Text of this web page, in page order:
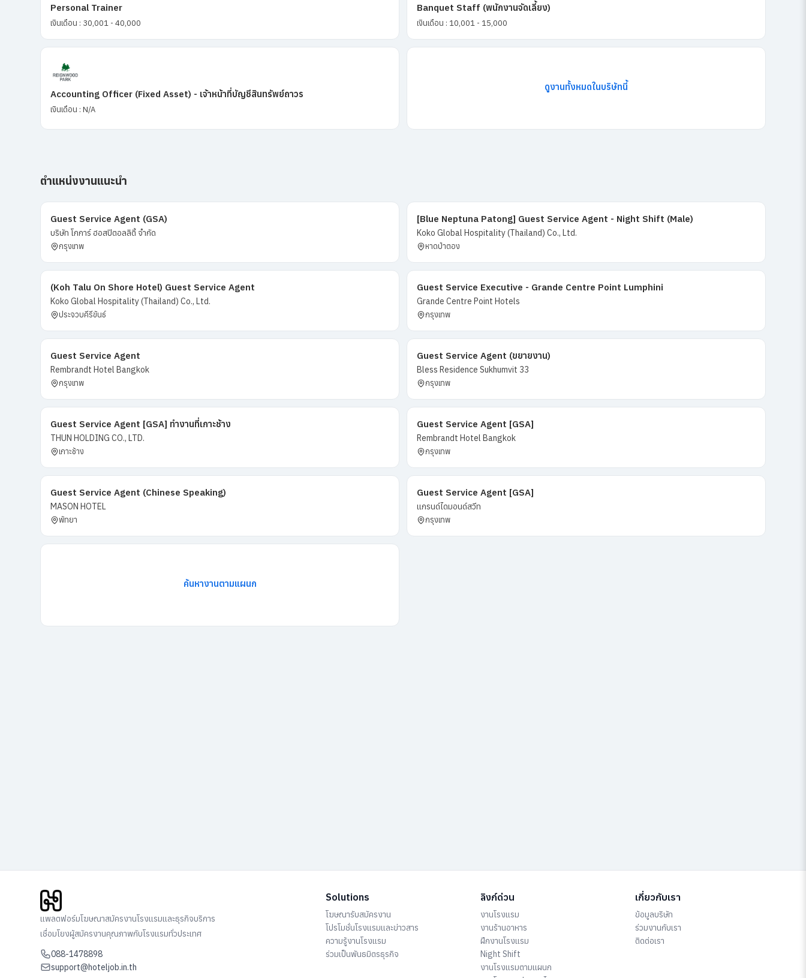
Personal Trainer
เงินเดือน : 30,001 - 40,000
Banquet Staff (พนักงานจัดเลี้ยง)
เงินเดือน : 10,001 - 15,000
Accounting Officer (Fixed Asset) - เจ้าหน้าที่บัญชีสินทรัพย์ถาวร
เงินเดือน : N/A
ดูงานทั้งหมดในบริษัทนี้
ตำแหน่งงานแนะนำ
Guest Service Agent (GSA)
บริษัท โกการ์ ฮอสปิตอลลิตี้ จำกัด
กรุงเทพ
[Blue Neptuna Patong] Guest Service Agent - Night Shift (Male)
Koko Global Hospitality (Thailand) Co., Ltd.
หาดป่าตอง
(Koh Talu On Shore Hotel) Guest Service Agent
Koko Global Hospitality (Thailand) Co., Ltd.
ประจวบคีรีขันธ์
Guest Service Executive - Grande Centre Point Lumphini
Grande Centre Point Hotels
กรุงเทพ
Guest Service Agent
Rembrandt Hotel Bangkok
กรุงเทพ
Guest Service Agent (ขยายงาน)
Bless Residence Sukhumvit 33
กรุงเทพ
Guest Service Agent [GSA] ทำงานที่เกาะช้าง
THUN HOLDING CO., LTD.
เกาะช้าง
Guest Service Agent [GSA]
Rembrandt Hotel Bangkok
กรุงเทพ
Guest Service Agent (Chinese Speaking)
MASON HOTEL
พัทยา
Guest Service Agent [GSA]
แกรนด์ไดมอนด์สวีท
กรุงเทพ
ค้นหางานตามแผนก
แพลตฟอร์มโฆษณาสมัครงานโรงแรมและธุรกิจบริการ
เชื่อมโยงผู้สมัครงานคุณภาพกับโรงแรมทั่วประเทศ
088-1478898
support@hoteljob.in.th
Solutions
โฆษณารับสมัครงาน
โปรโมชั่นโรงแรมและข่าวสาร
ความรู้งานโรงแรม
ร่วมเป็นพันธมิตรธุรกิจ
ลิงก์ด่วน
งานโรงแรม
งานร้านอาหาร
ฝึกงานโรงแรม
Night Shift
งานโรงแรมตามแผนก
เกี่ยวกับเรา
ข้อมูลบริษัท
ร่วมงานกับเรา
ติดต่อเรา